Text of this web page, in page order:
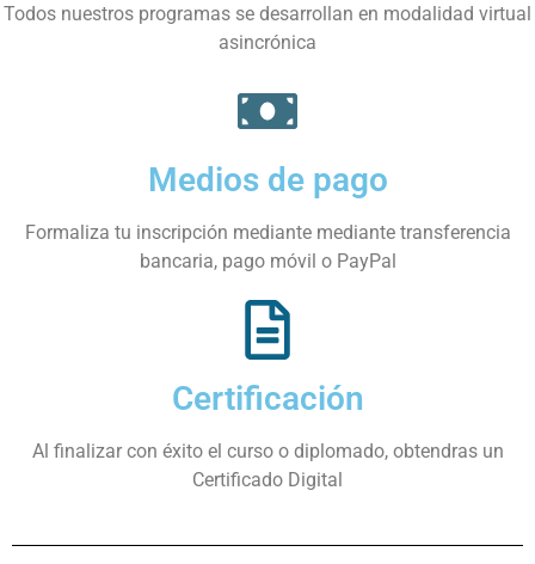
Todos nuestros programas se desarrollan en modalidad virtual
asincrónica
Medios de pago
Formaliza tu inscripción mediante mediante transferencia
bancaria, pago móvil o PayPal
Certificación
Al finalizar con éxito el curso o diplomado, obtendras un
Certificado Digital